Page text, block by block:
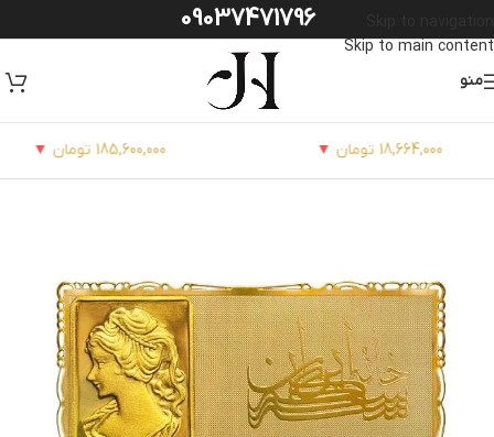
Skip to main content
09037471796
منو
18,664,000 تومان ▼ 185,600,000 تومان ▼